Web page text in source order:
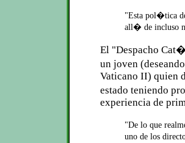
"Esta pol�tica
all� de incluso
El "Despacho
un joven
Vaticano II) quien
estado teniendo
experiencia de
"De lo que
uno de los